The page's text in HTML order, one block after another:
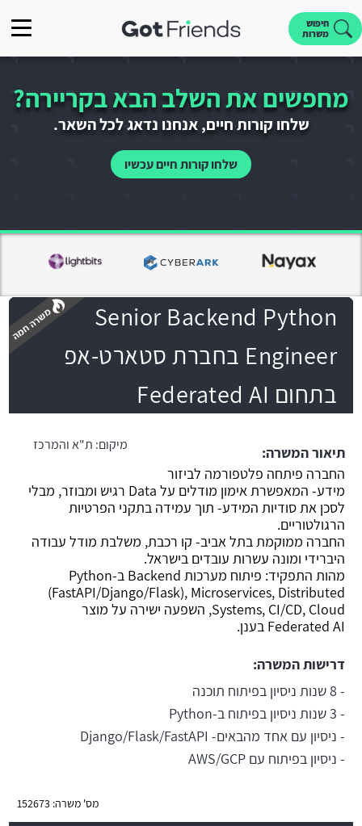
חיפוש
משרות
מחפשים את השלב הבא בקריירה?
שלחו קורות חיים, אנחנו נדאג לכל השאר.
שלחו קורות חיים עכשיו
Senior Backend Python
Engineer בחברת סטארט-אפ
בתחום Federated AI
מיקום: ת"א והמרכז
תיאור המשרה:
החברה פיתחה פלטפורמה לביזור
מידע- המאפשרת אימון מודלים על Data רגיש ומבוזר, מבלי
לסכן את סודיות המידע- תוך עמידה בתקני הפרטיות
הרגולטוריים.
החברה ממוקמת בתל אביב- קו רכבת, משלבת מודל עבודה
היברידי ומונה עשרות עובדים בישראל.
מהות התפקיד: פיתוח מערכות Backend ב-Python
(FastAPI/Django/Flask), Microservices, Distributed
Systems, CI/CD, Cloud, השפעה ישירה על מוצר
Federated AI בענן.
דרישות המשרה:
- 8 שנות ניסיון בפיתוח תוכנה
- 3 שנות ניסיון בפיתוח ב-Python
- ניסיון עם אחד מהבאים- Django/Flask/FastAPI
- ניסיון בפיתוח עם AWS/GCP
מס' משרה: 152673